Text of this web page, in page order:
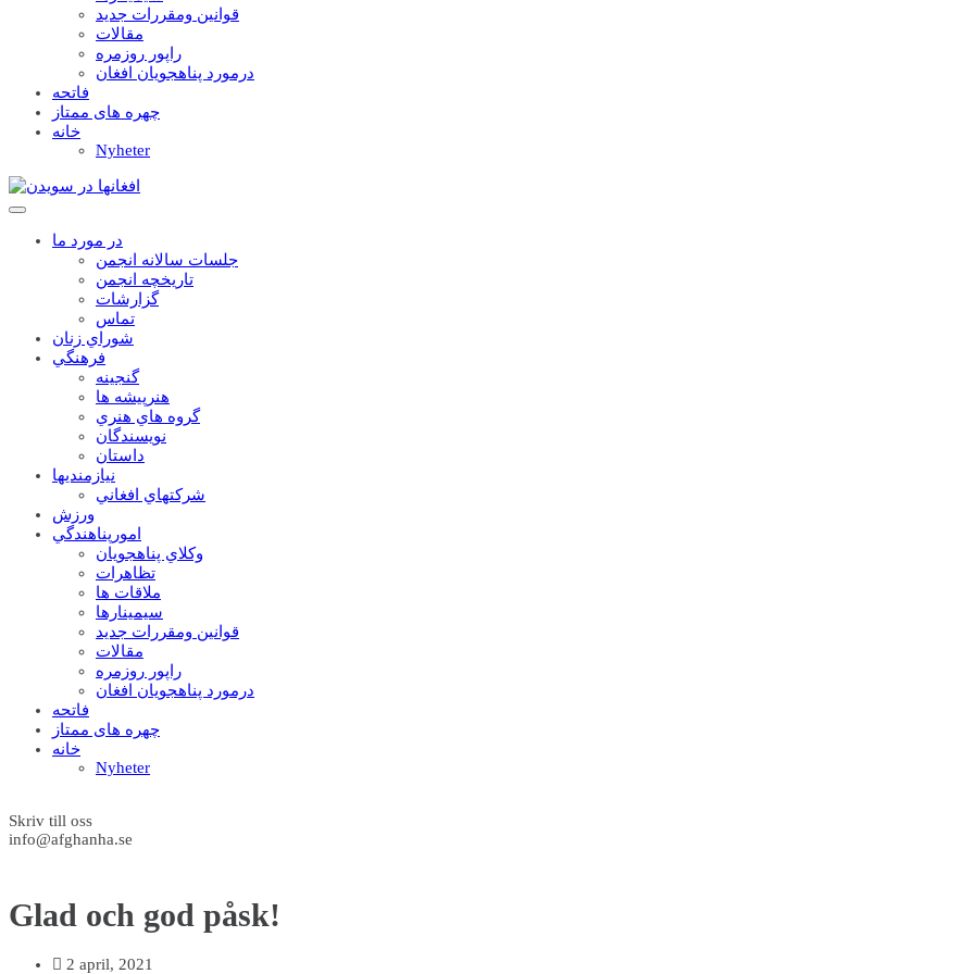
قوانين ومقررات جديد
مقالات
راپور روزمره
درمورد پناهجويان افغان
فاتحه
چهره های ممتاز
خانه
Nyheter
در مورد ما
جلسات سالانه انجمن
تاریخچه انجمن
گزارشات
تماس
شوراي زنان
فرهنگي
گنجينه
هنرپيشه ها
گروه هاي هنري
نويسندگان
داستان
نيازمنديها
شرکتهاي افغاني
ورزش
امورپناهندگي
وکلاي پناهجويان
تظاهرات
ملاقات ها
سيمينارها
قوانين ومقررات جديد
مقالات
راپور روزمره
درمورد پناهجويان افغان
فاتحه
چهره های ممتاز
خانه
Nyheter
Skriv till oss
info@afghanha.se
Glad och god påsk!
2 april, 2021